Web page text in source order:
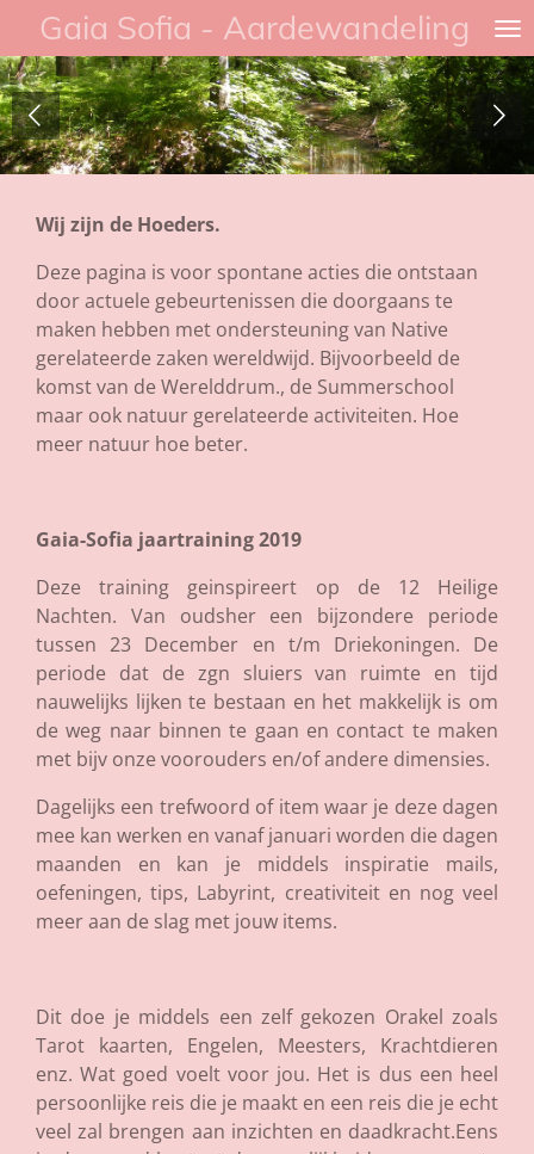
direct
naar
de
hoofdinhoud
Gaia Sofia - Aardewandeling
Wij zijn de Hoeders.
Deze pagina is voor spontane acties die ontstaan
door actuele gebeurtenissen die doorgaans te
maken hebben met ondersteuning van Native
gerelateerde zaken wereldwijd. Bijvoorbeeld de
komst van de Werelddrum., de Summerschool
maar ook natuur gerelateerde activiteiten. Hoe
meer natuur hoe beter.
Gaia-Sofia jaartraining 2019
Deze training geinspireert op de 12 Heilige
Nachten. Van oudsher een bijzondere periode
tussen 23 December en t/m Driekoningen. De
periode dat de zgn sluiers van ruimte en tijd
nauwelijks lijken te bestaan en het makkelijk is om
de weg naar binnen te gaan en contact te maken
met bijv onze voorouders en/of andere dimensies.
Dagelijks een trefwoord of item waar je deze dagen
mee kan werken en vanaf januari worden die dagen
maanden en kan je middels inspiratie mails,
oefeningen, tips, Labyrint, creativiteit en nog veel
meer aan de slag met jouw items.
Dit doe je middels een zelf gekozen Orakel zoals
Tarot kaarten, Engelen, Meesters, Krachtdieren
enz. Wat goed voelt voor jou. Het is dus een heel
persoonlijke reis die je maakt en een reis die je echt
veel zal brengen aan inzichten en daadkracht.Eens